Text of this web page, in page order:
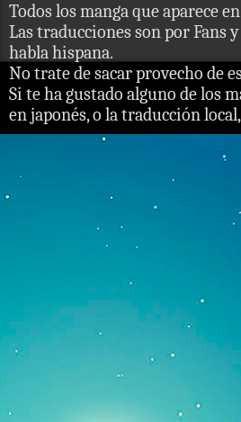
Todos los manga que aparece
Las traducciones son por Fans
habla hispana.
No trate de sacar provecho de
Si te ha gustado alguno de los
en japonés, o la traducción